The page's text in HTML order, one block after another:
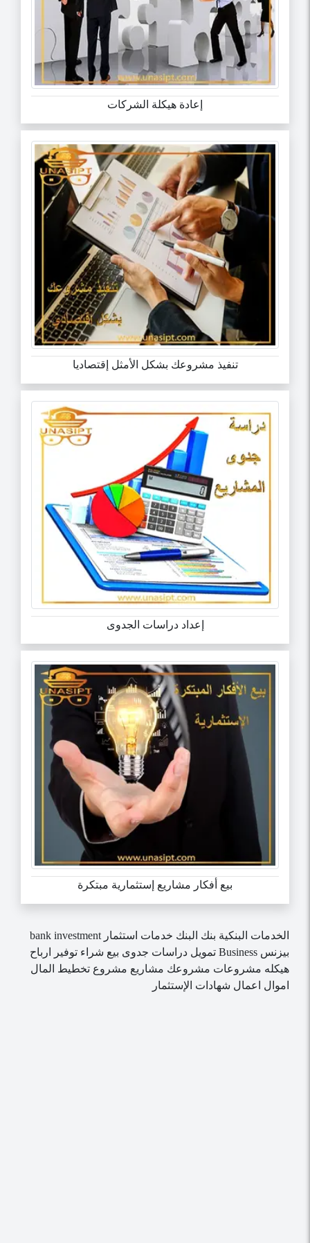
إعادة هيكلة الشركات
تنفيذ مشروعك بشكل الأمثل إقتصاديا
إعداد دراسات الجدوى
بيع أفكار مشاريع إستثمارية مبتكرة
الخدمات البنكية بنك البنك خدمات استثمار bank investment
بيزنس Business تمويل دراسات جدوى بيع شراء توفير
ارباح
هيكله مشروعات مشروعك مشاريع مشروع تخطيط المال
اموال
اعمال شهادات الإستثمار